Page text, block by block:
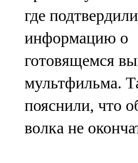
Чирмешән
107,7 FM
Чистай
103,0 FM
Чүпрәле
91,0 FM
где подтвердили
информацию о
готовящемся
мультфильма.
пояснили, что
волка не